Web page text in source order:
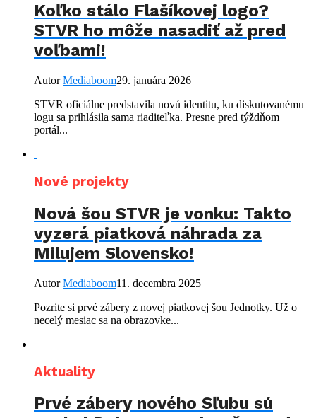
Koľko stálo Flašíkovej logo?
STVR ho môže nasadiť až pred
voľbami!
AutorMediaboom29. januára 2026
STVR oficiálne predstavila novú identitu, ku diskutovanému
logu sa prihlásila sama riaditeľka. Presne pred týždňom
portál...
Nové projekty
Nová šou STVR je vonku: Takto
vyzerá piatková náhrada za
Milujem Slovensko!
AutorMediaboom11. decembra 2025
Pozrite si prvé zábery z novej piatkovej šou Jednotky. Už o
necelý mesiac sa na obrazovke...
Aktuality
Prvé zábery nového Sľubu sú